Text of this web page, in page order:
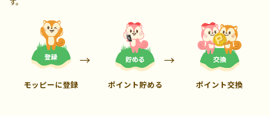
モッピーに登録 ポイント貯める ポイント交換